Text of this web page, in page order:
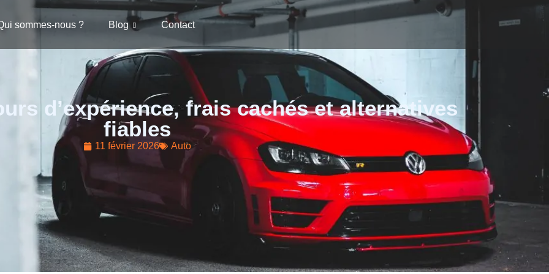
sommes-nous ? Blog Contact
d’expérience, frais cachés et alternatives
fiables
11 février 2026 Auto